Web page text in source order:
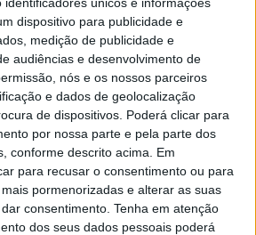
dispositivo para publicidade e
medição de publicidade e
audiências e desenvolvimento de
nós e os nossos parceiros
e dados de geolocalização
de dispositivos. Poderá clicar para
por nossa parte e pela parte dos
conforme descrito acima. Em
para recusar o consentimento ou para
pormenorizadas e alterar as suas
consentimento. Tenha em atenção
dos seus dados pessoais poderá
nas respetivas
Politécnico de Viseu, José
cerimónia a “existência de um
atleta que deve ser requerido
a conciliar os estudos com a
manifestou o desejo que “para o
o número de premiados com o
maior”.